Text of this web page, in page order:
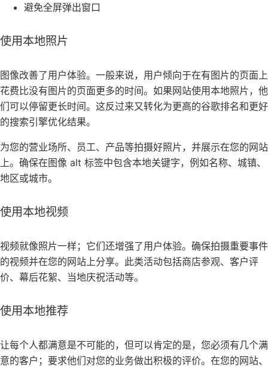
避免全屏弹出窗口
使用本地照片
图像改善了用户体验。一般来说，用户倾向于在有图片的页面上
花费比没有图片的页面更多的时间。如果网站使用本地照片，他
们可以停留更长时间。这反过来又转化为更高的谷歌排名和更好
的搜索引擎优化结果。
为您的营业场所、员工、产品等拍摄好照片，并展示在您的网站
上。确保在图像 alt 标签中包含本地关键字，例如名称、城镇、
地区或城市。
使用本地视频
视频就像照片一样；它们还增强了用户体验。确保拍摄重要事件
的视频并在您的网站上分享。此类活动包括商店参观、客户评
价、幕后花絮、当地庆祝活动等。
使用本地推荐
让每个人都满意是不可能的，但可以肯定的是，您必须有几个满
意的客户；要求他们对您的业务做出积极的评价。在您的网站、